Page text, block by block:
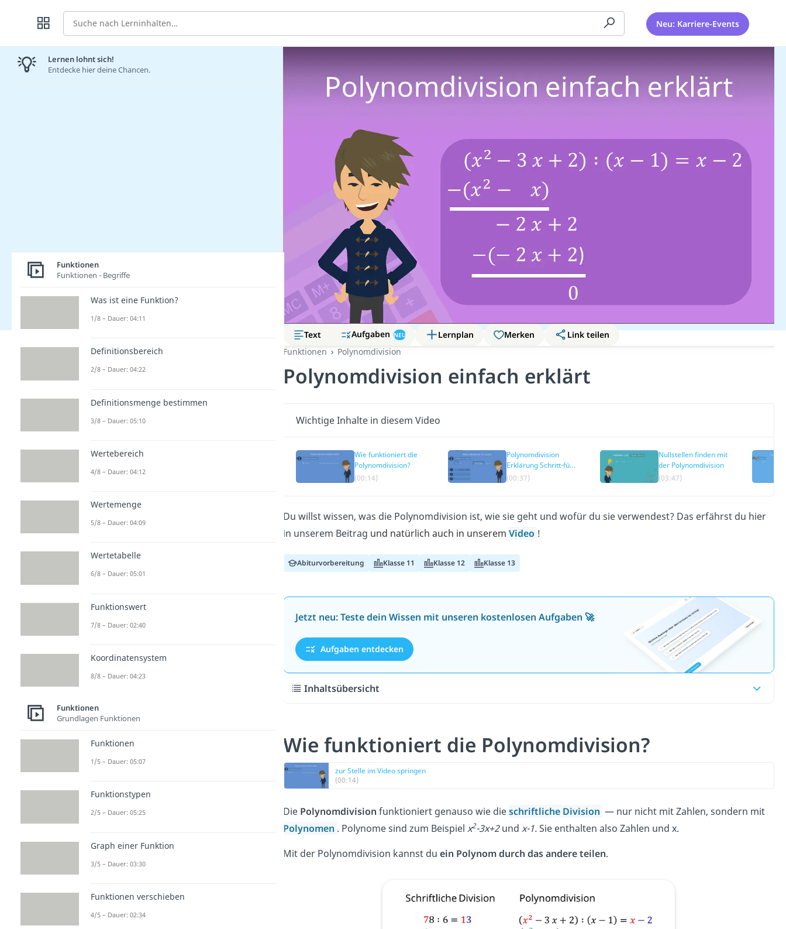
Suche Neu: Karriere-Events
Text Aufgaben NEU Lernplan Merken
Link teilen
Funktionen
Polynomdivision
Polynomdivision einfach erklärt
Wichtige Inhalte in diesem Video
Wie funktioniert die
Polynomdivision?
(00:14)
Polynomdivision
Erklärung Schritt-für-
Schritt
(00:37)
Nullstellen finden mit
der Polynomdivision
(03:47)
Du willst wissen, was die Polynomdivision ist, wie sie geht und wofür du sie verwendest? Das erfährst du hier
in unserem Beitrag und natürlich auch in unserem Video !
Abiturvorbereitung Klasse 11 Klasse 12 Klasse 13
Jetzt neu: Teste dein Wissen mit unseren kostenlosen Aufgaben 🚀
Aufgaben entdecken
Inhaltsübersicht
Wie funktioniert die Polynomdivision?
zur Stelle im Video springen
(00:14)
Die Polynomdivision funktioniert genauso wie dieschriftliche Division — nur nicht mit Zahlen, sondern mit
Polynomen . Polynome sind zum Beispiel x2-3x+2und x-1.Sie enthalten also Zahlen und x.
Mit der Polynomdivision kannst du ein Polynom durch das andere teilen.
Lernen lohnt sich!
Entdecke hier deine Chancen.
Funktionen
Funktionen - Begriffe
Was ist eine Funktion?
1/8 – Dauer: 04:11
Definitionsbereich
2/8 – Dauer: 04:22
Definitionsmenge bestimmen
3/8 – Dauer: 05:10
Wertebereich
4/8 – Dauer: 04:12
Wertemenge
5/8 – Dauer: 04:09
Wertetabelle
6/8 – Dauer: 05:01
Funktionswert
7/8 – Dauer: 02:40
Koordinatensystem
8/8 – Dauer: 04:23
Funktionen
Grundlagen Funktionen
Funktionen
1/5 – Dauer: 05:07
Funktionstypen
2/5 – Dauer: 05:25
Graph einer Funktion
3/5 – Dauer: 03:30
Funktionen verschieben
4/5 – Dauer: 02:34